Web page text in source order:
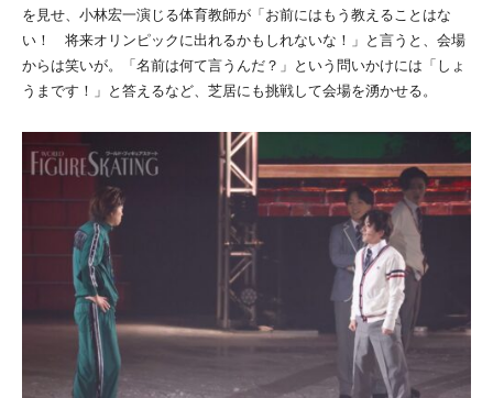
を見せ、小林宏一演じる体育教師が「お前にはもう教えることはな
い！ 将来オリンピックに出れるかもしれないな！」と言うと、会場
からは笑いが。「名前は何て言うんだ？」という問いかけには「しょ
うまです！」と答えるなど、芝居にも挑戦して会場を湧かせる。